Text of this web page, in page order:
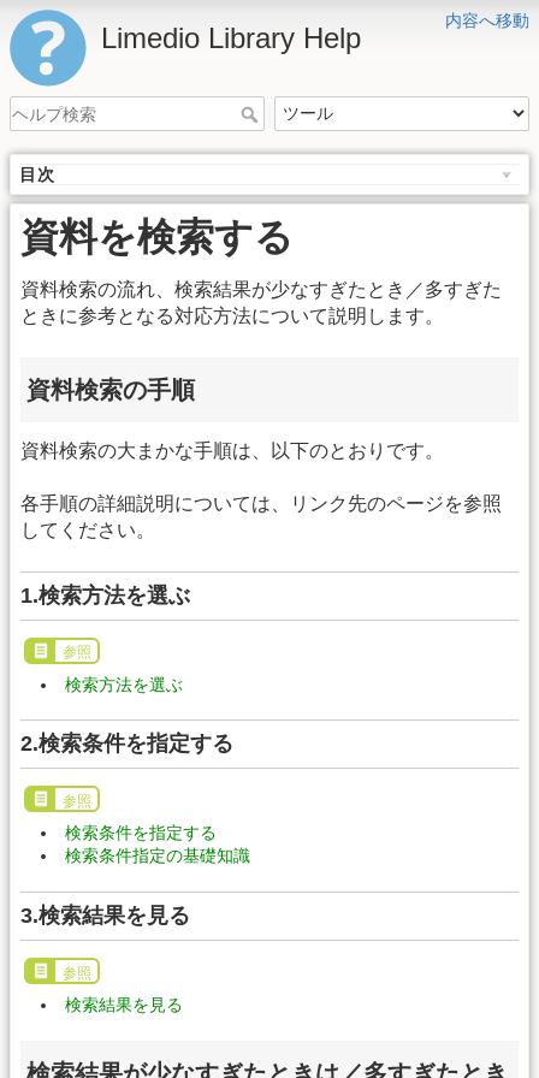
内容へ移動
Limedio Library Help
目次
資料を検索する
資料検索の流れ、検索結果が少なすぎたとき／多すぎた
ときに参考となる対応方法について説明します。
資料検索の手順
資料検索の大まかな手順は、以下のとおりです。
各手順の詳細説明については、リンク先のページを参照
してください。
1.検索方法を選ぶ
参照
検索方法を選ぶ
2.検索条件を指定する
参照
検索条件を指定する
検索条件指定の基礎知識
3.検索結果を見る
参照
検索結果を見る